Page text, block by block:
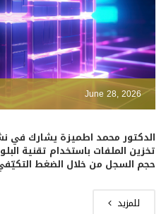
June 28, 2026
الدكتور محمد اطميزة يشارك في
تخزين الملفات باستخدام تقنية
حجم السجل من خلال الضغط
للمزيد